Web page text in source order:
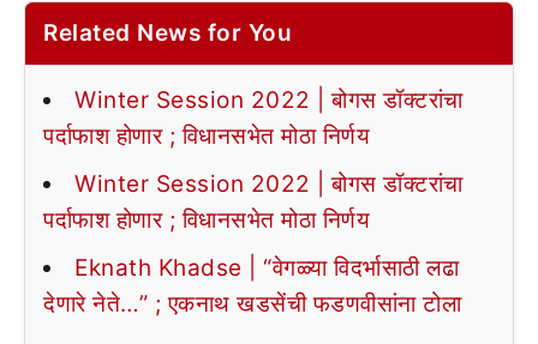
Related News for You
Winter Session 2022 | बोगस डॉक्टरांचा
पर्दाफाश होणार ; विधानसभेत मोठा निर्णय
Winter Session 2022 | बोगस डॉक्टरांचा
पर्दाफाश होणार ; विधानसभेत मोठा निर्णय
Eknath Khadse | “वेगळ्या विदर्भासाठी लढा
देणारे नेते…” ; एकनाथ खडसेंची फडणवीसांना टोला